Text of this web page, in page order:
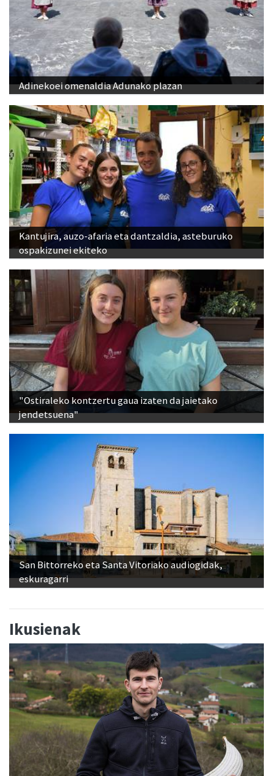
Adinekoei omenaldia Adunako plazan
Kantujira, auzo-afaria eta dantzaldia, asteburuko
ospakizunei ekiteko
"Ostiraleko kontzertu gaua izaten da jaietako
jendetsuena"
San Bittorreko eta Santa Vitoriako audiogidak,
eskuragarri
"Banakako Txapelketan jokatzeko nire